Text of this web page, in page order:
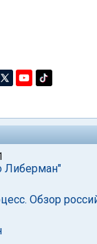
Либерман"
Обзор